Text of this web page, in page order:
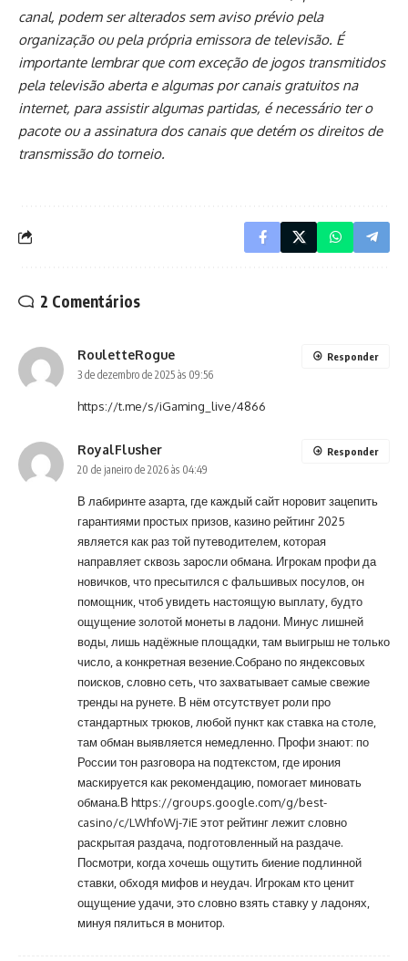
canal, podem ser alterados sem aviso prévio pela
organização ou pela própria emissora de televisão. É
importante lembrar que com exceção de jogos transmitidos
pela televisão aberta e algumas por canais gratuitos na
internet, para assistir algumas partidas, é necessário ter o
pacote ou a assinatura dos canais que detém os direitos de
transmissão do torneio.
2 Comentários
RouletteRogue
3 de dezembro de 2025 às 09:56
https://t.me/s/iGaming_live/4866
Responder
RoyalFlusher
20 de janeiro de 2026 às 04:49
В лабиринте азарта, где каждый сайт норовит зацепить
гарантиями простых призов, казино рейтинг 2025
является как раз той путеводителем, которая
направляет сквозь заросли обмана. Игрокам профи да
новичков, что пресытился с фальшивых посулов, он
помощник, чтоб увидеть настоящую выплату, будто
ощущение золотой монеты в ладони. Минус лишней
воды, лишь надёжные площадки, там выигрыш не только
число, а конкретная везение.Собрано по яндексовых
поисков, словно сеть, что захватывает самые свежие
тренды на рунете. В нём отсутствует роли про
стандартных трюков, любой пункт как ставка на столе,
там обман выявляется немедленно. Профи знают: по
России тон разговора на подтекстом, где ирония
маскируется как рекомендацию, помогает миновать
обмана.В https://groups.google.com/g/best-
casino/c/LWhfoWj-7iEэтот рейтинг лежит словно
раскрытая раздача, подготовленный на раздаче.
Посмотри, когда хочешь ощутить биение подлинной
ставки, обходя мифов и неудач. Игрокам кто ценит
ощущение удачи, это словно взять ставку у ладонях,
минуя пялиться в монитор.
Responder